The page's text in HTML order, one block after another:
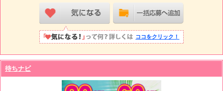
ココをクリック！
待ちナビ